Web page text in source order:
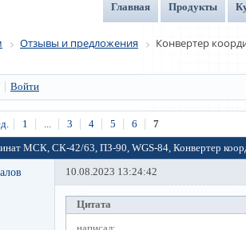
Главная Продукты
Отзывы и предложения Конвертер
Войти
1 3 4 5 6 7
МСК, СК-42/63, ПЗ-90, WGS-84, Конвертер
10.08.2023 13:24:42
Цитата